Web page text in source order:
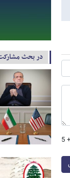
5
در بحث